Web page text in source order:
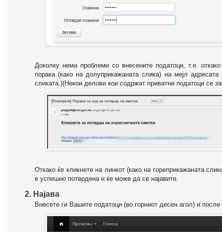
Доколку нема проблеми со внесените податоци, т.е.
порака (како на долуприкажаната слика) на мејл
сликата.)(Некои делови кои содржат приватни податоци се
Откако ќе кликнете на линкот (како на гореприкажаната
е успешно потврдена и ќе може да се најавите.
2. Најава
Внесете ги Вашите податоци (во горниот десен агол) и